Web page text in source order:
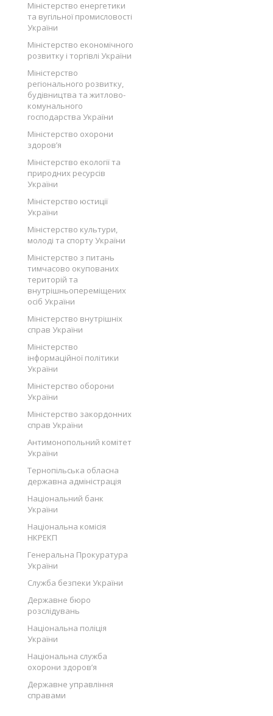
Міністерство енергетики
та вугільної промисловості
України
Міністерство економічного
розвитку і торгівлі України
Міністерство
регіонального розвитку,
будівництва та житлово-
комунального
господарства України
Міністерство охорони
здоров’я
Міністерство екології та
природних ресурсів
України
Міністерство юстиції
України
Міністерство культури,
молоді та спорту України
Міністерство з питань
тимчасово окупованих
територій та
внутрішньопереміщених
осіб України
Міністерство внутрішніх
справ України
Міністерство
інформаційної політики
України
Міністерство оборони
України
Міністерство закордонних
справ України
Антимонопольний комітет
України
Тернопільська обласна
державна адміністрація
Національний банк
України
Національна комісія
НКРЕКП
Генеральна Прокуратура
України
Служба безпеки України
Державне бюро
розслідувань
Національна поліція
України
Національна служба
охорони здоров’я
Державне управління
справами